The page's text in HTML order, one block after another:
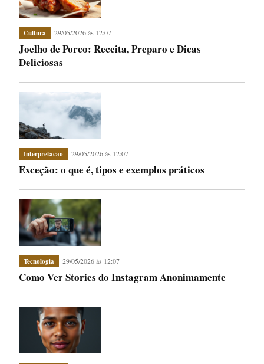
Cultura 29/05/2026 às 12:07
Joelho de Porco: Receita, Preparo e Dicas
Deliciosas
Interpretacao 29/05/2026 às 12:07
Exceção: o que é, tipos e exemplos práticos
Tecnologia 29/05/2026 às 12:07
Como Ver Stories do Instagram Anonimamente